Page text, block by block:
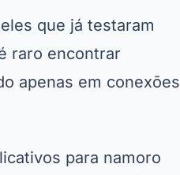
que já testaram
raro encontrar
apenas em conexões
para namoro